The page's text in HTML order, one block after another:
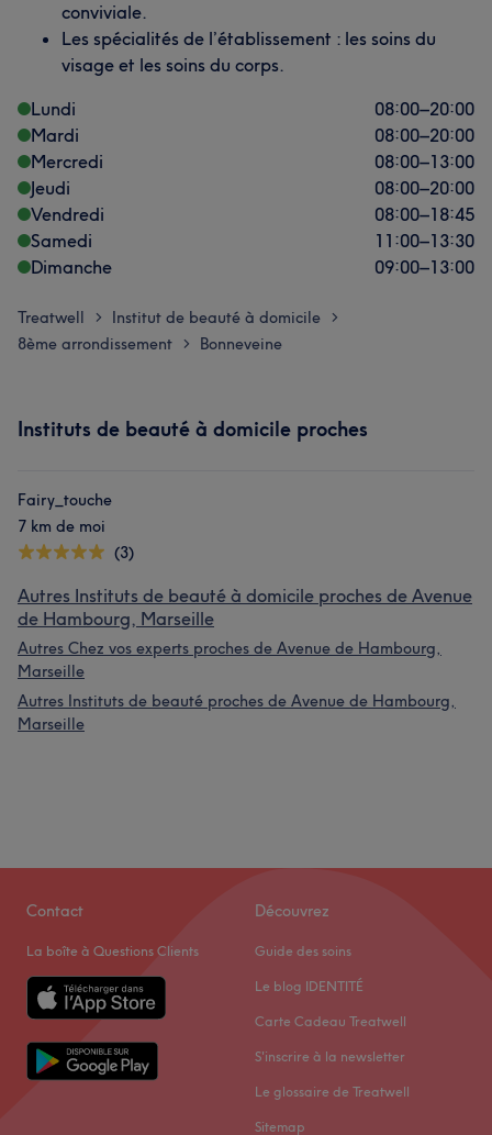
conviviale.
Les spécialités de l’établissement : les soins du
visage et les soins du corps.
Lundi
08:00–20:00
Mardi
08:00–20:00
Mercredi
08:00–13:00
Jeudi
08:00–20:00
Vendredi
08:00–18:45
Samedi
11:00–13:30
Dimanche
09:00–13:00
Treatwell > Institut de beauté à domicile >
8ème arrondissement > Bonneveine
Instituts de beauté à domicile proches
Fairy_touche
7 km de moi
(3)
Autres Instituts de beauté à domicile proches de Avenue
de Hambourg, Marseille
Autres Chez vos experts proches de Avenue de Hambourg,
Marseille
Autres Instituts de beauté proches de Avenue de Hambourg,
Marseille
Contact
La boîte à Questions Clients
Découvrez
Guide des soins
Le blog IDENTITÉ
Carte Cadeau Treatwell
S'inscrire à la newsletter
Le glossaire de Treatwell
Sitemap